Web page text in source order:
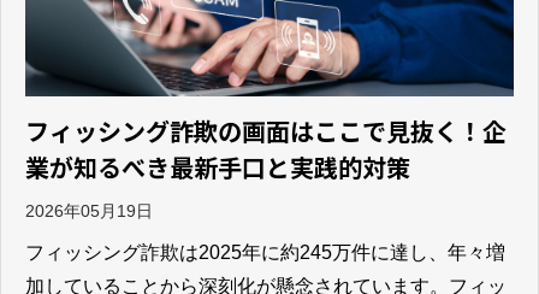
フィッシング詐欺の画面はここで見抜く！企
業が知るべき最新手口と実践的対策
2026年05月19日
フィッシング詐欺は2025年に約245万件に達し、年々増
加していることから深刻化が懸念されています。フィッ